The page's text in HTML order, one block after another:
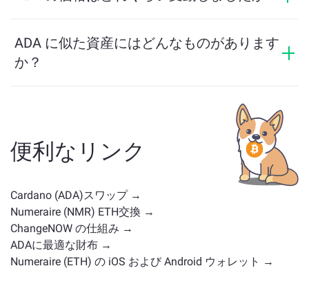
ADA に似た資産にはどんなものがあります
か？
— ステーブルコイン、ユーティリティトークン、ガバ
ナンスコイン、またはその他のタイプかどうかです。
一般的な代替案には、類似のユースケースや市場の位
置を持つ他の暗号通貨が含まれます。
メイン交換ペー
で利用可能なすべての資産を確認してください。
便利なリンク
Cardano (ADA)スワップ →
Numeraire (NMR) ETH交換 →
ChangeNOW の仕組み →
ADAに最適な財布 →
Numeraire (ETH) の iOS および Android ウォレット →